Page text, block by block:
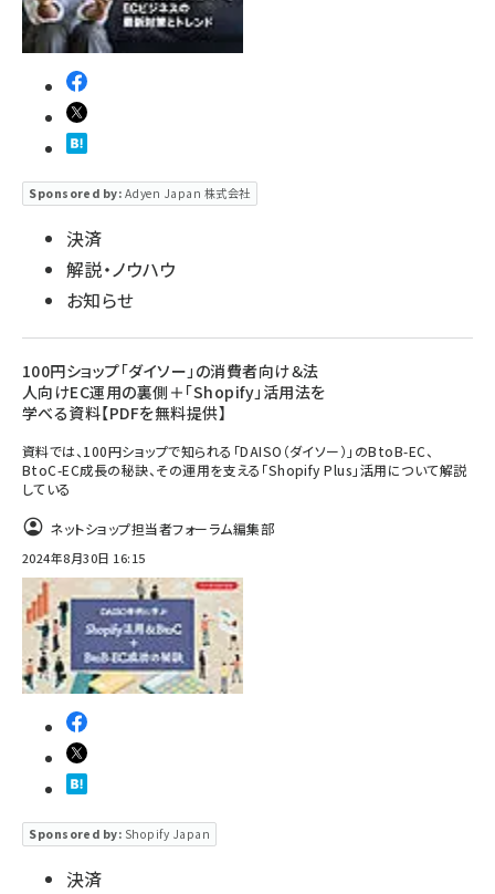
Sponsored by: Adyen Japan 株式会社
決済
解説・ノウハウ
お知らせ
100円ショップ「ダイソー」の消費者向け＆法
人向けEC運用の裏側＋「Shopify」活用法を
学べる資料【PDFを無料提供】
資料では、100円ショップで知られる「DAISO（ダイソー）」のBtoB-EC、
BtoC-EC成長の秘訣、その運用を支える「Shopify Plus」活用について解説
している
ネットショップ担当者フォーラム編集部
2024年8月30日 16:15
Sponsored by: Shopify Japan
決済